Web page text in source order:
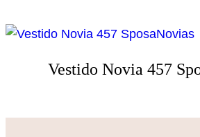
Vestido Novia 457